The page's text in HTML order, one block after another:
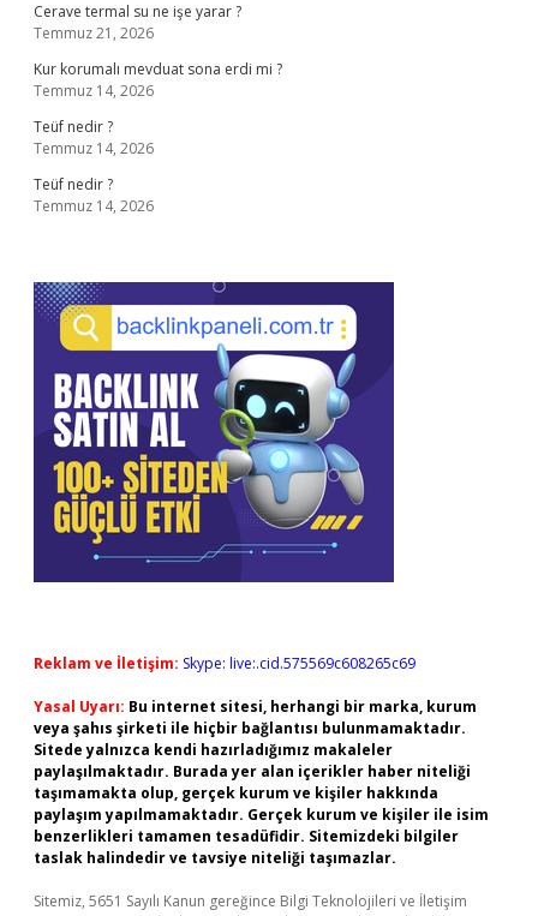
Cerave termal su ne işe yarar ?
Temmuz 21, 2026
Kur korumalı mevduat sona erdi mi ?
Temmuz 14, 2026
Teüf nedir ?
Temmuz 14, 2026
Teüf nedir ?
Temmuz 14, 2026
Reklam ve İletişim: Skype: live:.cid.575569c608265c69
Yasal Uyarı: Bu internet sitesi, herhangi bir marka, kurum
veya şahıs şirketi ile hiçbir bağlantısı bulunmamaktadır.
Sitede yalnızca kendi hazırladığımız makaleler
paylaşılmaktadır. Burada yer alan içerikler haber niteliği
taşımamakta olup, gerçek kurum ve kişiler hakkında
paylaşım yapılmamaktadır. Gerçek kurum ve kişiler ile isim
benzerlikleri tamamen tesadüfidir. Sitemizdeki bilgiler
taslak halindedir ve tavsiye niteliği taşımazlar.
Sitemiz, 5651 Sayılı Kanun gereğince Bilgi Teknolojileri ve İletişim